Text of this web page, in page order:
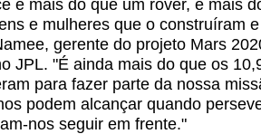
é mais do que um rover, e mais
e mulheres que o construíram
gerente do projeto Mars
JPL. "É ainda mais do que os
para fazer parte da nossa
podem alcançar quando
nos seguir em frente."